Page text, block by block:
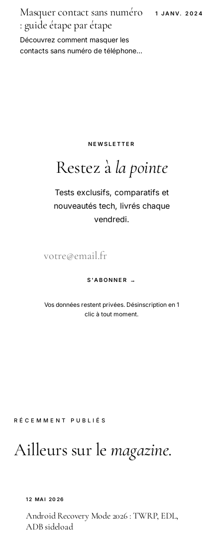
Masquer contact sans numéro
: guide étape par étape
Découvrez comment masquer les
contacts sans numéro de téléphone
1 JANV. 2024
NEWSLETTER
Restez à la pointe
Tests exclusifs, comparatifs et
nouveautés tech, livrés chaque
vendredi.
S'ABONNER →
Vos données restent privées. Désinscription en 1
clic à tout moment.
RÉCEMMENT PUBLIÉS
Ailleurs sur le magazine.
12 MAI 2026
Android Recovery Mode 2026 : TWRP, EDL,
ADB sideload